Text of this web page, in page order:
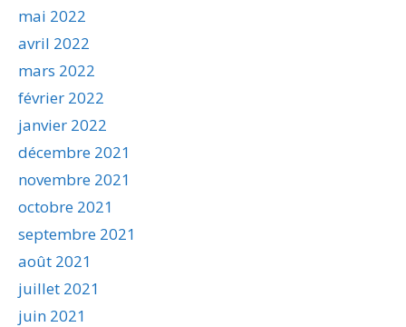
mai 2022
avril 2022
mars 2022
février 2022
janvier 2022
décembre 2021
novembre 2021
octobre 2021
septembre 2021
août 2021
juillet 2021
juin 2021